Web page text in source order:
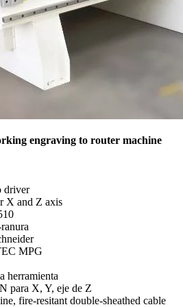
engraving to router machine
driver
X and Z axis
MPG
herramienta
para X, Y, eje de Z
fire-resitant double-sheathed cable